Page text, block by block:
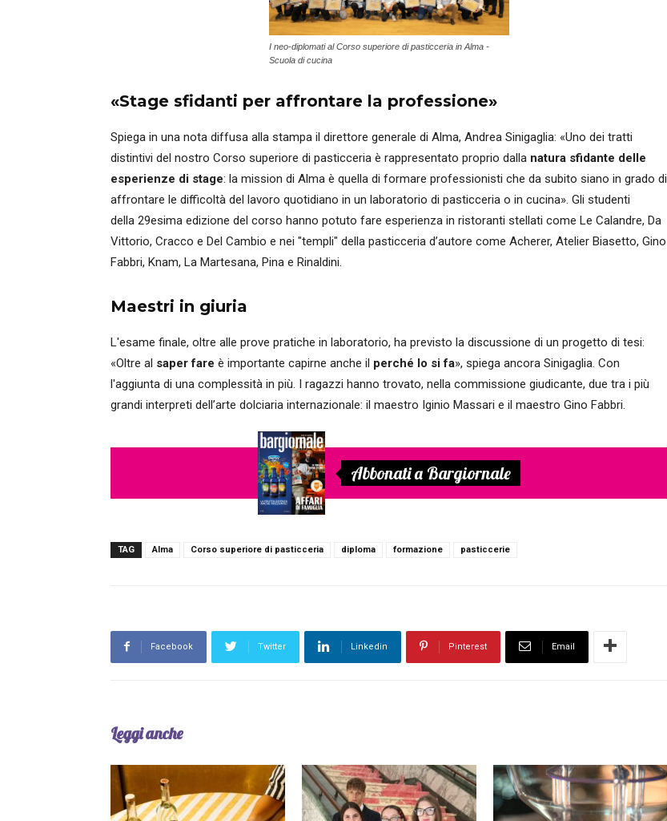
I neo-diplomati al Corso superiore di pasticceria in Alma -
Scuola di cucina
«Stage sfidanti per affrontare la professione»
Spiega in una nota diffusa alla stampa il direttore generale di Alma, Andrea Sinigaglia: «Uno dei tratti
distintivi del nostro Corso superiore di pasticceria è rappresentato proprio dalla natura sfidante delle
esperienze di stage: la mission di Alma è quella di formare professionisti che da subito siano in grado di
affrontare le difficoltà del lavoro quotidiano in un laboratorio di pasticceria o in cucina». Gli studenti
della 29esima edizione del corso hanno potuto fare esperienza in ristoranti stellati come Le Calandre, Da
Vittorio, Cracco e Del Cambio e nei "templi" della pasticceria d’autore come Acherer, Atelier Biasetto, Gino
Fabbri, Knam, La Martesana, Pina e Rinaldini.
Maestri in giuria
L'esame finale, oltre alle prove pratiche in laboratorio, ha previsto la discussione di un progetto di tesi:
«Oltre al saper fare è importante capirne anche il perché lo si fa», spiega ancora Sinigaglia. Con
l'aggiunta di una complessità in più. I ragazzi hanno trovato, nella commissione giudicante, due tra i più
grandi interpreti dell’arte dolciaria internazionale: il maestro Iginio Massari e il maestro Gino Fabbri.
Abbonati a Bargiornale
TAG Alma Corso superiore di pasticceria diploma formazione pasticcerie
Facebook Twitter Linkedin Pinterest Email
Leggi anche